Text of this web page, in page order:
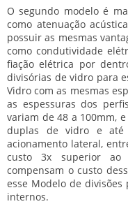
O segundo modelo é
como atenuação
possuir as mesmas
como condutividade
fiação elétrica por
divisórias de vidro para
Vidro com as mesmas
as espessuras dos
variam de 48 a 100mm,
duplas de vidro e até
acionamento lateral,
custo 3x superior ao
compensam o custo
esse Modelo de
internos.